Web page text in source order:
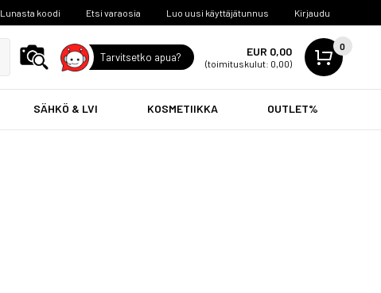
Lunasta koodi Etsi varaosia Luo uusi käyttäjätunnus Kirjaudu
Tarvitsetko apua? EUR 0,00
(toimituskulut: 0,00)
0
SÄHKÖ & LVI KOSMETIIKKA OUTLET%